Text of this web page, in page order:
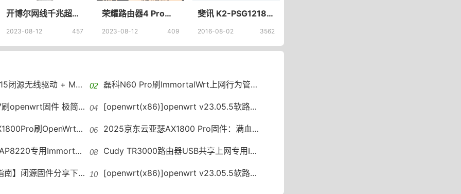
开博尔网线千兆超6六类五5类路由器家用电脑宽带高速网络连接线_开博尔博尔伟业专卖店
2023-08-12 457
荣耀路由器4 Pro双频AX3000 wifi6券全千兆家用大户型高速无线路由穿墙王5G上网保护_荣耀官方旗舰店_网络设备/网络相关
2023-08-12 409
斐讯 K2-PSG1218 Padavan ASUS 自编译纯净固件（Hwlon 20160802）
2016-08-02 3562
硬件加速(HWNAT)LEDE固件下载 ​磊科N60 Pro刷ImmortalWrt上网行为管理固件支持应用过滤、网址过滤 、网址记录等
件 极简固件适合小内存路由 [openwrt(x86)]openwrt v23.05.5软路由X86专用主路由OpenWrt固件下载
亚瑟OpenWrt固件自编译+详细刷机步骤 2025京东云亚瑟AX1800 Pro固件：满血NSS全加速｜免硬改跑满千兆+预装科学插件｜OpenWrt最强方案
固件下载ImmortalWRT多功能固件 Cudy TR3000路由器USB共享上网专用ImmortalWrt固件（附23.05/24.10版下载）
下载地址尝鲜，这些玩法贼实用！ [openwrt(x86)]openwrt v23.05.5软路由X86专用主路由OpenWrt X86固件下载